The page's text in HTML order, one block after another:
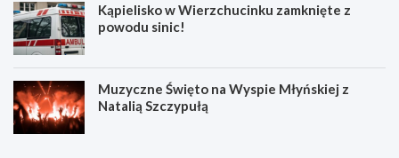
Kąpielisko w Wierzchucinku zamknięte z
powodu sinic!
Muzyczne Święto na Wyspie Młyńskiej z
Natalią Szczypułą
S
O